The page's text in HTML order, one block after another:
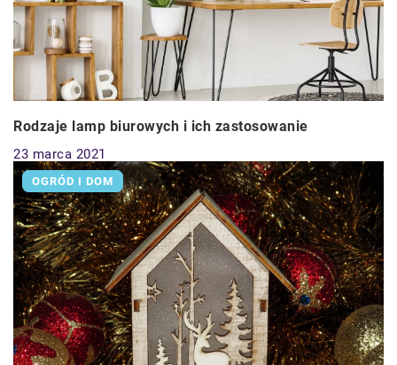
Rodzaje lamp biurowych i ich zastosowanie
23 marca 2021
OGRÓD I DOM